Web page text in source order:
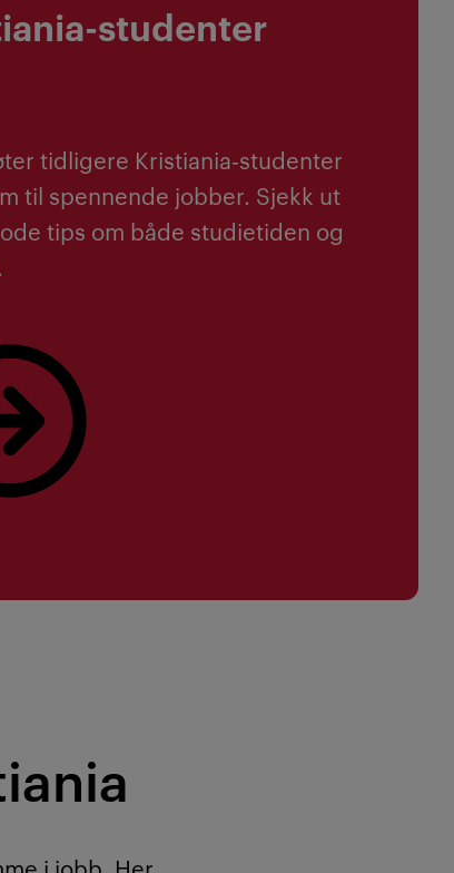
studenter
tidligere Kristiania‑studenter
til spennende jobber. Sjekk ut
tips om både studietiden og
her